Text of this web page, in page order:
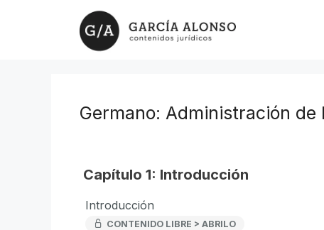
Germano: Administración de
Capítulo 1: Introducción
Introducción
CONTENIDO LIBRE > ABRILO